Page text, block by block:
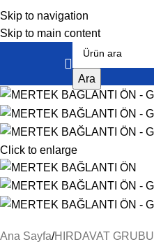
Skip to navigation
Skip to main content
Ara
Click to enlarge
Ana Sayfa HIRDAVAT GRUBU